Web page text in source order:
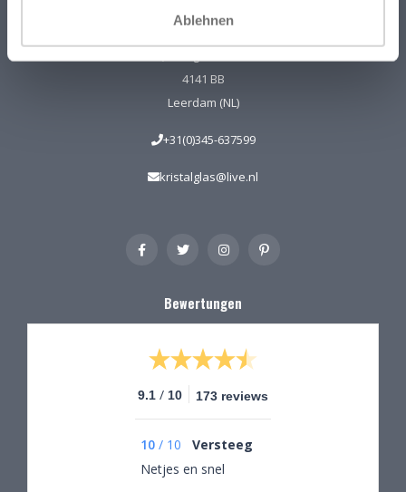
Ablehnen
Freitag 13 - 17 Uhr Samstag 10 - 17 Uhr.
4141 BB
Leerdam (NL)
+31(0)345-637599
kristalglas@live.nl
Bewertungen
9.1 / 10 173 reviews
10 / 10
Versteeg
Netjes en snel